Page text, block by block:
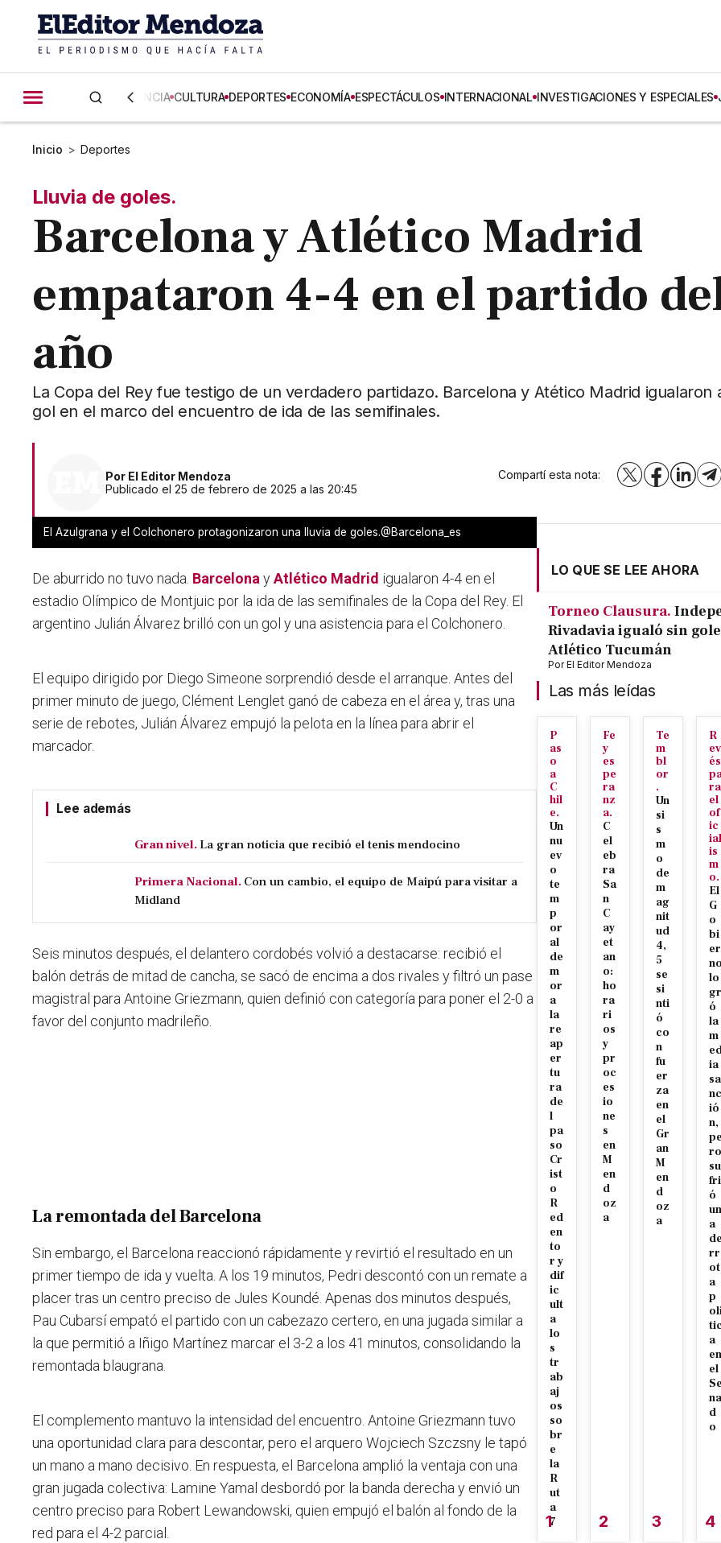
CIENCIA CULTURA DEPORTES ECONOMÍA ESPECTÁCULOS INTERNACIONAL INVESTIGACIONES Y ESPECIALES
Inicio > Deportes
Lluvia de goles.
Barcelona y Atlético Madrid
empataron 4-4 en el partido
año
La Copa del Rey fue testigo de un verdadero partidazo. Barcelona y Atético Madrid igualaron
gol en el marco del encuentro de ida de las semifinales.
Por El Editor Mendoza
Publicado el 25 de febrero de 2025 a las 20:45
Compartí esta nota: X Facebook
El Azulgrana y el Colchonero protagonizaron una lluvia de goles.@Barcelona_es
De aburrido no tuvo nada. Barcelona yAtlético Madrid igualaron 4-4 en el
estadio Olímpico de Montjuic por la ida de las semifinales de la Copa del Rey. El
argentino Julián Álvarez brilló con un gol y una asistencia para el Colchonero.
El equipo dirigido por Diego Simeone sorprendió desde el arranque . Antes del
primer minuto de juego, Clément Lenglet ganó de cabeza en el área y, tras una
serie de rebotes, Julián Álvarez empujó la pelota en la línea para abrir el
marcador.
Lee además
Gran nivel. La gran noticia que recibió el tenis mendocino
Primera Nacional. Con un cambio, el equipo de Maipú para visitar a
Midland
Seis minutos después, el delantero cordobés volvió a destacarse: recibió el
balón detrás de mitad de cancha, se sacó de encima a dos rivales y filtró un pase
magistral para Antoine Griezmann, quien definió con categoría para poner el 2-0 a
favor del conjunto madrileño.
La remontada del Barcelona
Sin embargo, el Barcelona reaccionó rápidamente y revirtió el resultado en un
primer tiempo de ida y vuelta. A los 19 minutos, Pedri descontó con un remate a
placer tras un centro preciso de Jules Koundé. Apenas dos minutos después,
Pau Cubarsí empató el partido con un cabezazo certero, en una jugada similar a
la que permitió a Iñigo Martínez marcar el 3-2 a los 41 minutos, consolidando la
remontada blaugrana.
El complemento mantuvo la intensidad del encuentro. Antoine Griezmann tuvo
una oportunidad clara para descontar, pero el arquero Wojciech Szczsny le tapó
un mano a mano decisivo. En respuesta, el Barcelona amplió la ventaja con una
gran jugada colectiva: Lamine Yamal desbordó por la banda derecha y envió un
centro preciso para Robert Lewandowski, quien empujó el balón al fondo de la
red para el 4-2 parcial.
LO QUE SE LEE AHORA
Torneo Clausura.
Rivadavia igualó sin
Atlético Tucumán
PorEl Editor Mendoza
Las más leídas
P
as
o
a
C
hil
e.
Un
nu
ev
o
te
m
p
or
al
de
m
or
a
la
re
ap
er
tu
ra
de
l
pa
so
Cr
ist
o
R
ed
en
to
r y
dif
ic
ult
a
lo
s
tr
ab
aj
os
so
br
e
la
R
ut
a
7
1
Fe
y
es
pe
ra
nz
a.
C
el
eb
ra
Sa
n
C
ay
et
an
o:
ho
ra
ri
os
y
pr
oc
es
io
ne
s
en
M
en
d
oz
a
2
Te
m
bl
or
.
Un
si
s
m
o
de
m
ag
nit
ud
4,
5
se
si
nti
ó
co
n
fu
er
za
en
el
Gr
an
M
en
d
oz
a
3
R
ev
és
ra
el
of
ic
ial
is
m
o.
El
G
o
bi
er
lo
gr
ó
la
m
ia
sa
nc
ió
n,
ro
su
fri
ó
un
a
rr
ot
a
p
a
en
el
na
d
o
4